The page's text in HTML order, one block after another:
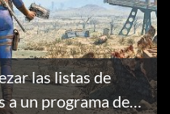
las listas de
a un programa de